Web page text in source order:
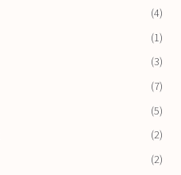
(4)
(1)
(3)
(7)
(5)
(2)
(2)